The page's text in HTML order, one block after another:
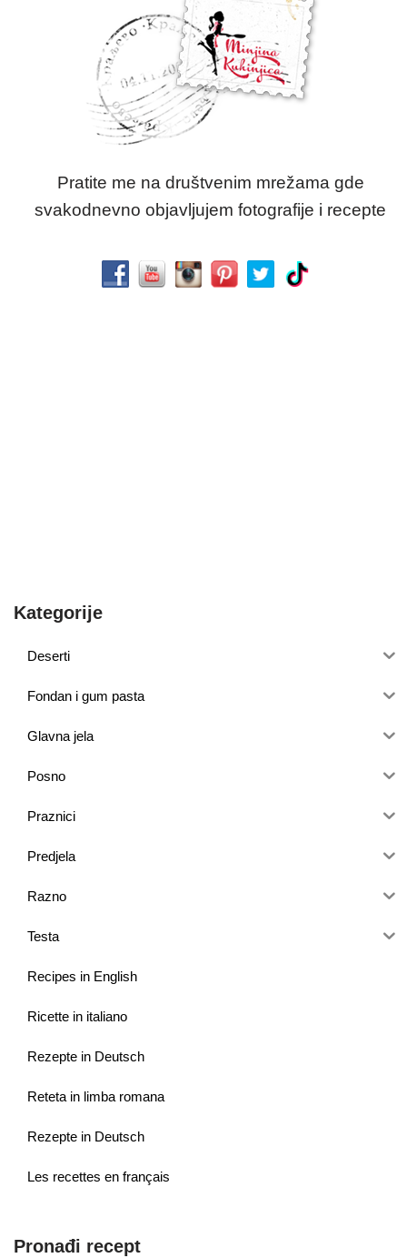
Pratite me na društvenim mrežama gde
svakodnevno objavljujem fotografije i recepte
Kategorije
Deserti
Fondan i gum pasta
Glavna jela
Posno
Praznici
Predjela
Razno
Testa
Recipes in English
Ricette in italiano
Rezepte in Deutsch
Reteta in limba romana
Rezepte in Deutsch
Les recettes en français
Pronađi recept